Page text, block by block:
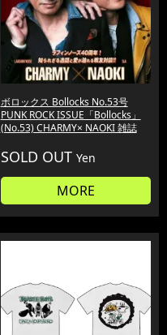
ボロックス Bollocks No.53号
PUNK ROCK ISSUE「Bollocks」
(No.53) CHARMY× NAOKI 雑誌
SOLD OUT Yen
MORE